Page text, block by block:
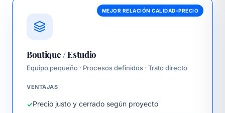
MEJOR RELACIÓN CALIDAD-PRECIO
Boutique / Estudio
Equipo pequeño · Procesos definidos · Trato directo
VENTAJAS
Precio justo y cerrado según proyecto